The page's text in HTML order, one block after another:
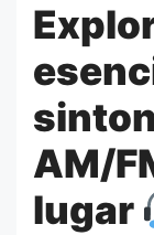
AM/
lugar